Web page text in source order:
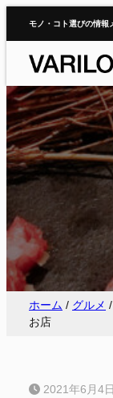
キ
ッ
プ
モノ・コト選びの情報
ホーム / グルメ /
お店
2021年6月4日